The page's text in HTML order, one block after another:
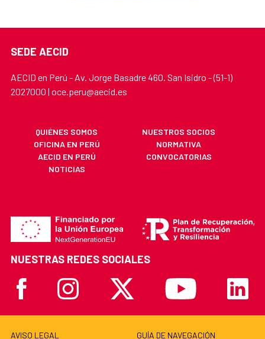
SEDE AECID
AECID en Perú - Av. Jorge Basadre 460. San Isidro - (51-1)
2027000 | oce.peru@aecid.es
QUIÉNES SOMOS
NUESTROS SOCIOS
OFICINA EN PERÚ
NORMATIVA
AECID EN PERÚ
CONVOCATORIAS
NOTICIAS
NUESTRAS REDES SOCIALES
FacebookInstagram X Youtube Linkedin
AVISO LEGAL
GUÍA DE NAVEGACIÓN